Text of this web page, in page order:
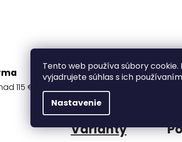
Tento web používa súbory
vyjadrujete súhlas s ich
Nastavenie
115 €
Tovar
Varianty